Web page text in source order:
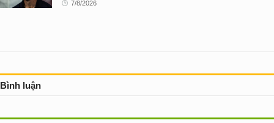
7/8/2026
Bình luận